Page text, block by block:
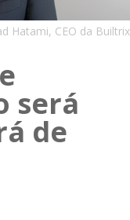
Hatami, CEO da Builtrix
será
de